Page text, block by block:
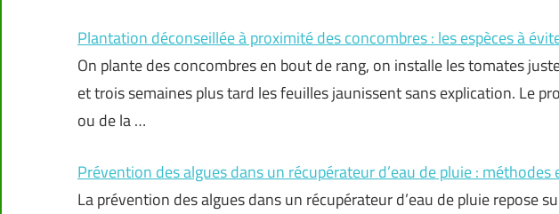
Plantation déconseillée à proximité des concombres : les espèces à
On plante des concombres en bout de rang, on installe les tomates
et trois semaines plus tard les feuilles jaunissent sans explication. Le
ou de la …
Prévention des algues dans un récupérateur d’eau de pluie : méthodes
La prévention des algues dans un récupérateur d’eau de pluie repose